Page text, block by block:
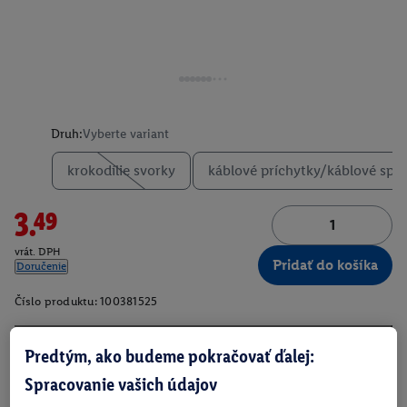
Druh:Vyberte variant
krokodílie svorky káblové príchytky/káblové
3.49
vrát. DPH
Doručenie
Pridať do košíka
Číslo produktu: 100381525
O produkte
Predtým, ako budeme pokračovať ďalej:
Spracovanie vašich údajov